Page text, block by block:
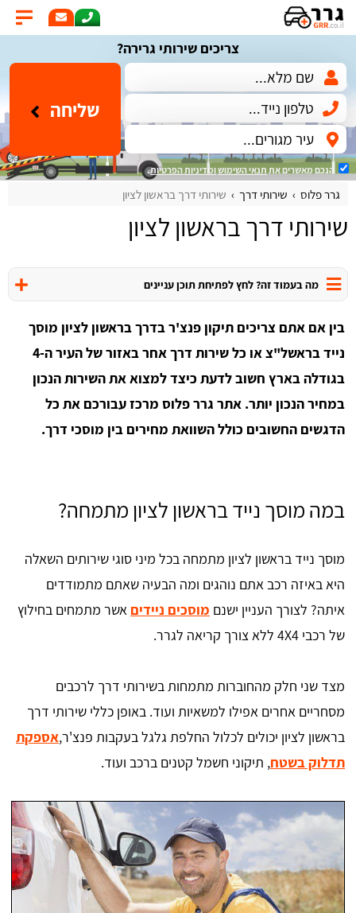
צריכים שירותי גרירה?
שליחה
הנכם מאשרים את תנאי השימושומדיניות הפרטיות.
גרר פלוס שירותי דרך שירותי דרך בראשון לציון
שירותי דרך בראשון לציון
מה בעמוד זה? לחץ לפתיחת תוכן עניינים
בין אם אתם צריכים תיקון פנצ'ר בדרך בראשון לציון מוסך
נייד בראשל"צ או כל שירות דרך אחר באזור של העיר ה-4
בגודלה בארץ חשוב לדעת כיצד למצוא את השירות הנכון
במחיר הנכון יותר. אתר גרר פלוס מרכז עבורכם את כל
הדגשים החשובים כולל השוואת מחירים בין מוסכי דרך.
במה מוסך נייד בראשון לציון מתמחה?
מוסך נייד בראשון לציון מתמחה בכל מיני סוגי שירותים השאלה
היא באיזה רכב אתם נוהגים ומה הבעיה שאתם מתמודדים
איתה? לצורך העניין ישנם מוסכים ניידים אשר מתמחים בחילוץ
של רכבי 4X4 ללא צורך קריאה לגרר.
מצד שני חלק מהחוברות מתמחות בשירותי דרך לרכבים
מסחריים אחרים אפילו למשאיות ועוד. באופן כללי שירותי דרך
בראשון לציון יכולים לכלול החלפת גלגל בעקבות פנצ'ר,אספקת
תדלוק בשטח, תיקוני חשמל קטנים ברכב ועוד.